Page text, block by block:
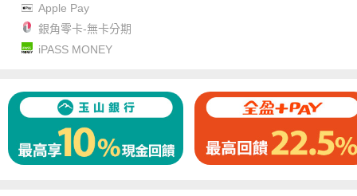
Apple Pay
銀角零卡-無卡分期
iPASS MONEY